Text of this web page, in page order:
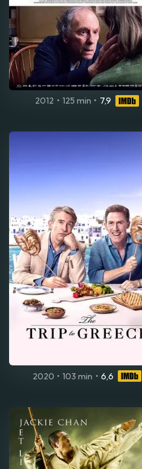
2012 • 125 min • 7,9
2020 • 103 min • 6,6